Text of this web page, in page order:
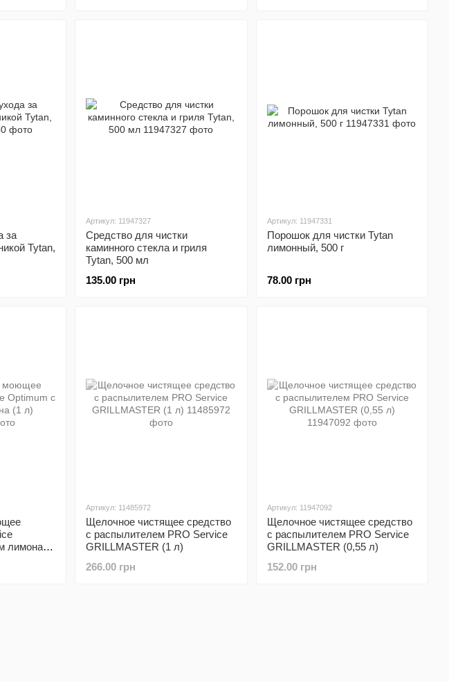
за
Tytan,
Артикул: 11947327
Средство для чистки
каминного стекла и гриля
Tytan, 500 мл
135.00 грн
Артикул: 11947331
Порошок для чистки Tytan
лимонный, 500 г
78.00 грн
лимона (1
Артикул: 11485972
Щелочное чистящее средство
с распылителем PRO Service
GRILLMASTER (1 л)
266.00 грн
Артикул: 11947092
Щелочное чистящее средство
с распылителем PRO Service
GRILLMASTER (0,55 л)
152.00 грн